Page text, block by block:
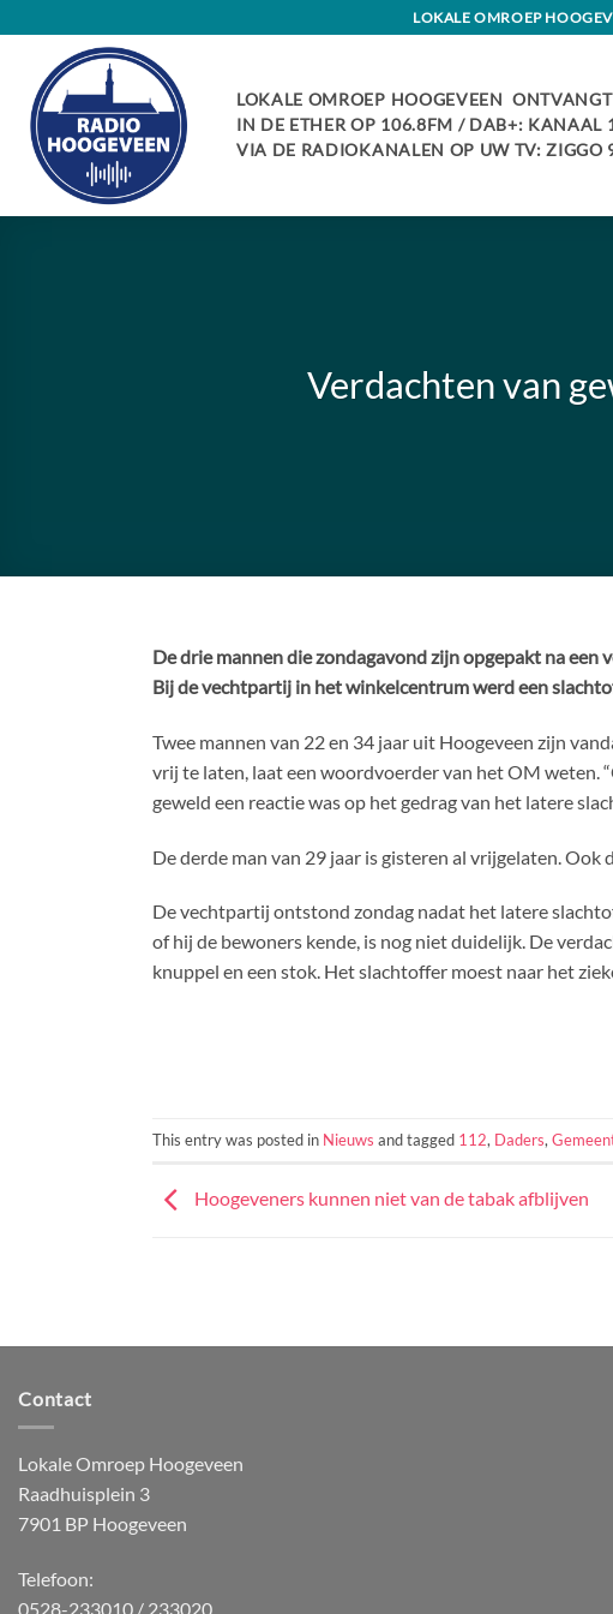
content
LOKALE OMROEP
LOKALE OMROEP HOOGEVEEN
IN DE ETHER OP 106.8FM / DAB+: KANAAL
VIA DE RADIOKANALEN OP UW TV: ZIGGO
Verdachten van
De drie mannen die zondagavond zijn opgepakt na
Bij de vechtpartij in het winkelcentrum werd een
Twee mannen van 22 en 34 jaar uit Hoogeveen zijn
vrij te laten, laat een woordvoerder van het OM weten.
geweld een reactie was op het gedrag van het latere
De derde man van 29 jaar is gisteren al vrijgelaten.
De vechtpartij ontstond zondag nadat het latere
of hij de bewoners kende, is nog niet duidelijk. De
knuppel en een stok. Het slachtoffer moest naar het
This entry was posted in Nieuws and tagged 112, Daders,
Hoogeveners kunnen niet van de tabak afblijven
Contact
Lokale Omroep Hoogeveen
Raadhuisplein 3
7901 BP Hoogeveen
Telefoon:
0528-233010 / 233020